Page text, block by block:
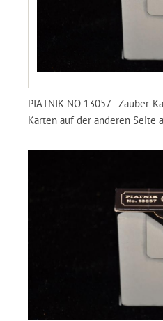
PIATNIK NO 13057 - Zauber-
Karten auf der anderen Seite